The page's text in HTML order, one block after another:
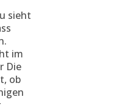
sieht
im
Die
ob